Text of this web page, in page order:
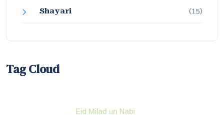
Shayari (15)
Tag Cloud